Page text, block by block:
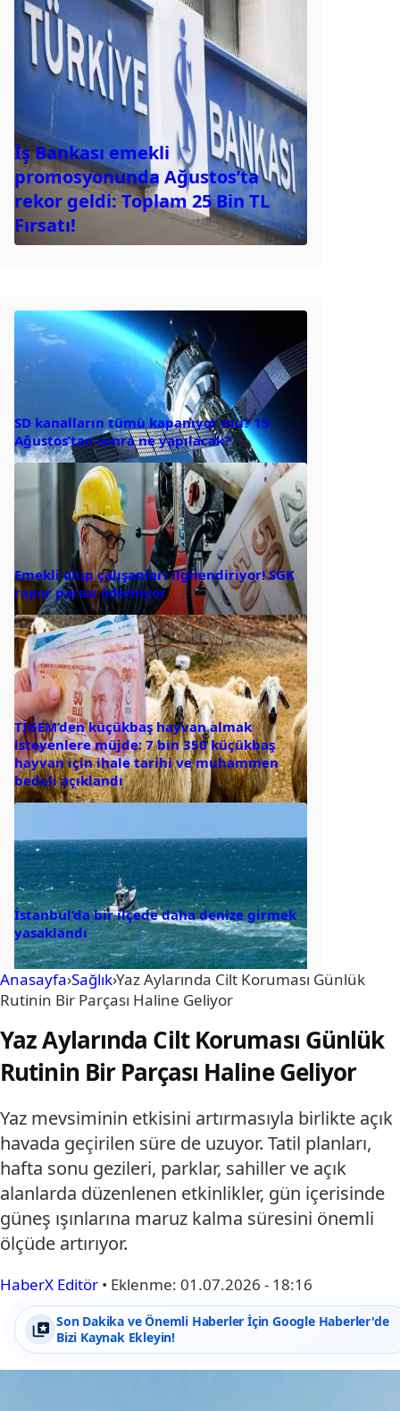
İş Bankası emekli
promosyonunda Ağustos’ta
rekor geldi: Toplam 25 Bin TL
Fırsatı!
SD kanalların tümü kapanıyor mu? 15
Ağustos’tan sonra ne yapılacak?
Emekli olup çalışanları ilgilendiriyor! SGK
rapor parası ödemiyor
TİGEM’den küçükbaş hayvan almak
isteyenlere müjde: 7 bin 350 küçükbaş
hayvan için ihale tarihi ve muhammen
bedeli açıklandı
İstanbul’da bir ilçede daha denize girmek
yasaklandı
Anasayfa›Sağlık›Yaz Aylarında Cilt Koruması Günlük
Rutinin Bir Parçası Haline Geliyor
Yaz Aylarında Cilt Koruması Günlük
Rutinin Bir Parçası Haline Geliyor
Yaz mevsiminin etkisini artırmasıyla birlikte açık
havada geçirilen süre de uzuyor. Tatil planları,
hafta sonu gezileri, parklar, sahiller ve açık
alanlarda düzenlenen etkinlikler, gün içerisinde
güneş ışınlarına maruz kalma süresini önemli
ölçüde artırıyor.
HaberX Editör • Eklenme: 01.07.2026 - 18:16
Son Dakika ve Önemli Haberler İçin Google Haberler'de
Bizi Kaynak Ekleyin!